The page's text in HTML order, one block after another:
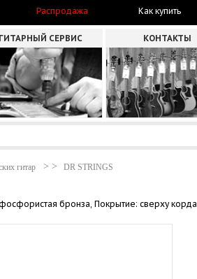
Распродажа Как купить
ГИТАРНЫЙ СЕРВИС КОНТАКТЫ
гитар DR STRINGS
бронза, Покрытие: сверху корда